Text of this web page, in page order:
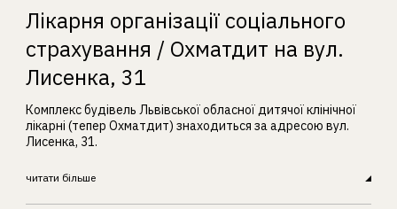
Лікарня організації соціального
страхування / Охматдит на вул.
Лисенка, 31
Комплекс будівель Львівської обласної дитячої клінічної
лікарні (тепер Охматдит) знаходиться за адресою вул.
Лисенка, 31.
читати більше